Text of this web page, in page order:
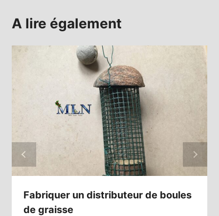
A lire également
Fabriquer un distributeur de boules
de graisse